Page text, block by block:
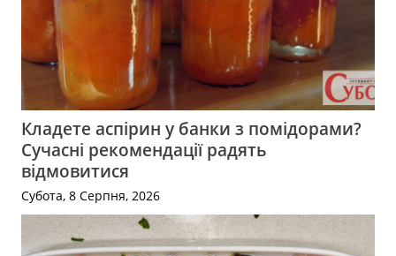
Кладете аспірин у банки з помідорами?
Сучасні рекомендації радять
відмовитися
Субота, 8 Серпня, 2026